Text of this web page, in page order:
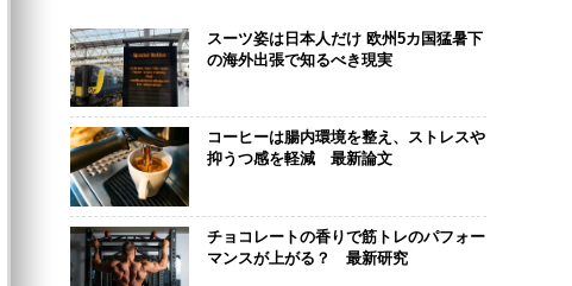
スーツ姿は日本人だけ 欧州5カ国猛暑下
の海外出張で知るべき現実
コーヒーは腸内環境を整え、ストレスや
抑うつ感を軽減 最新論文
チョコレートの香りで筋トレのパフォー
マンスが上がる？ 最新研究